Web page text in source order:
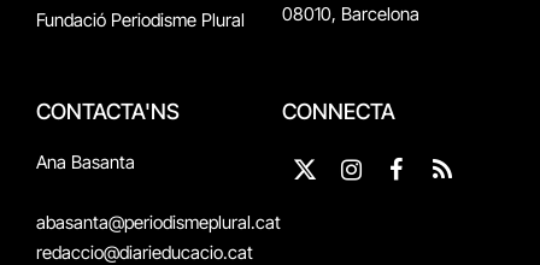
Fundació Periodisme Plural
08010, Barcelona
CONTACTA'NS
Ana Basanta
abasanta@periodismeplural.cat
redaccio@diarieducacio.cat
CONNECTA
X
InstagramFacebook
RSS